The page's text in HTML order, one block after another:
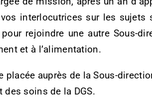
interlocutrices sur les
rejoindre une autre Sous-
et à l’alimentation.
placée auprès de la Sous-
soins de la DGS.